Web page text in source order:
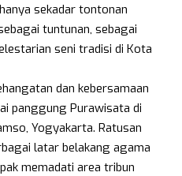
sekadar tontonan
tuntunan, sebagai
seni tradisi di Kota
dan kebersamaan
panggung Purawisata di
Yogyakarta. Ratusan
latar belakang agama
memadati area tribun